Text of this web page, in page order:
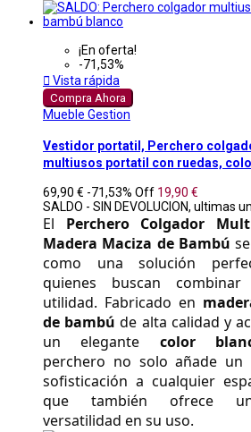
¡En oferta!
-71,53%
 Vista rápida
Compra Ahora
Mueble Gestion
Vestidor portatil, Perchero
multiusos portatil con ruedas,
69,90 € -71,53% Off 19,90 €
SALDO - SIN DEVOLUCION, ultimas
El Perchero Colgador
Madera Maciza de Bambú
como una solución
quienes buscan
utilidad. Fabricado en
de bambú de alta calidad y
un elegante color
perchero no solo añade un
sofisticación a cualquier
que también ofrece
versatilidad en su uso.